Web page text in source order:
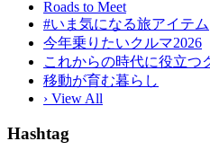
Roads to Meet
#いま気になる旅アイテム
今年乗りたいクルマ2026
これからの時代に役立つ
移動が育む暮らし
› View All
Hashtag